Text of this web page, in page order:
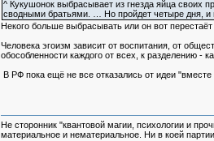
^ Кукушонок выбрасывает из гнезда яйца своих
сводными братьями. … Но пройдет четыре дня, и
Некого больше выбрасывать или он вот
Человека эгоизм зависит от воспитания, от
обособленности каждого от всех, к разделению -
В РФ пока ещё не все отказались от идеи
Не сторонник "квантовой магии, психологии и
материальное и нематериальное. Ни в коей